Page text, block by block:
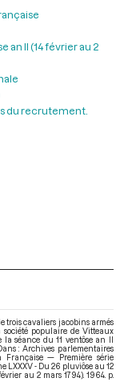
an II (14 février au 2
du recrutement.
trois cavaliers jacobins armés
populaire de Vitteaux
la séance du 11 ventôse an II
: Archives parlementaires
Française — Première série
LXXXV - Du 26 pluviôse au 12
au 2 mars 1794). 1964. p.